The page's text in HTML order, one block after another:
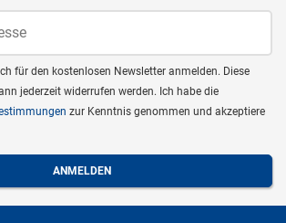
für den kostenlosen Newsletter anmelden. Diese
jederzeit widerrufen werden. Ich habe die
zur Kenntnis genommen und akzeptiere